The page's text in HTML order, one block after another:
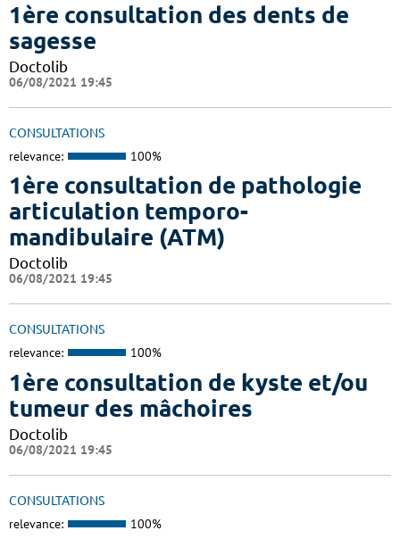
1ère consultation des dents de
sagesse
Doctolib
06/08/2021 19:45
CONSULTATIONS
relevance: 100%
1ère consultation de pathologie
articulation temporo-
mandibulaire (ATM)
Doctolib
06/08/2021 19:45
CONSULTATIONS
relevance: 100%
1ère consultation de kyste et/ou
tumeur des mâchoires
Doctolib
06/08/2021 19:45
CONSULTATIONS
relevance: 100%